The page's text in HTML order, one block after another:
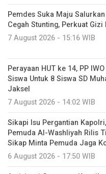
Pemdes Suka Maju
Cegah Stunting, Perkuat
7 August 2026 - 15:16 WIB
Perayaan HUT ke 14, PP
Siswa Untuk 8 Siswa SD
Jaksel
7 August 2026 - 14:02 WIB
Sikapi Isu Pergantian
Pemuda Al-Washliyah Rilis
Sikap Minta Pemuda Jaga
6 August 2026 - 17:50 WIB